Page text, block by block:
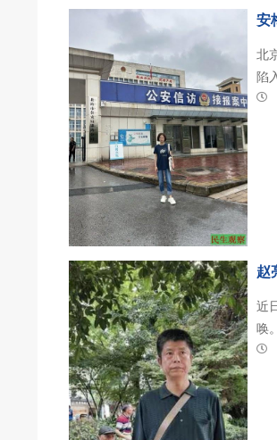
安
北
陷
赵
近
唤
殴打。 据传唤证显示，赵亮因你涉嫌